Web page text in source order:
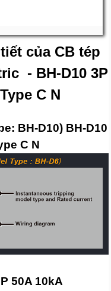
của CB tép
- BH-D10 3P
C N
BH-D10) BH-D10
C N
50A 10kA